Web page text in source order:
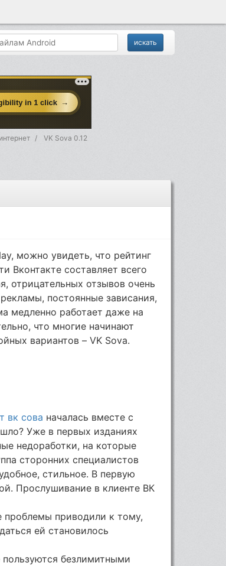
VK Sova 0.12
можно увидеть, что рейтинг
Вконтакте составляет всего
отрицательных отзывов очень
постоянные зависания,
медленно работает даже на
что многие начинают
вариантов – VK Sova.
вк сова началась вместе с
Уже в первых изданиях
недоработки, на которые
сторонних специалистов
стильное. В первую
Прослушивание в клиенте ВК
приводили к тому,
ей становилось
безлимитными